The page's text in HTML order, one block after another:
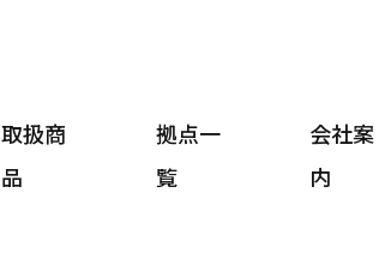
取扱商
品
拠点一
覧
会社案
内